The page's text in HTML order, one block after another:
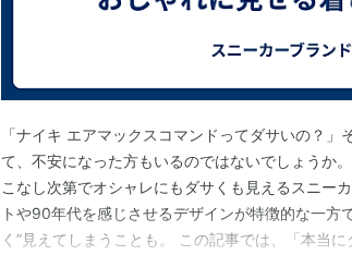
「ナイキ エアマックスコマンドってダサいの？
て、不安になった方もいるのではないでしょうか
こなし次第でオシャレにもダサくも見えるスニー
トや90年代を感じさせるデザインが特徴的な一方
く”見えてしまうことも。 この記事では、「本当